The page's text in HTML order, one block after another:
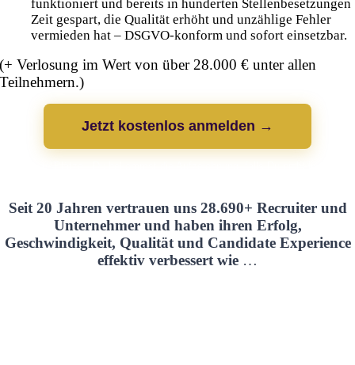
funktioniert und bereits in hunderten Stellenbesetzungen
Zeit gespart, die Qualität erhöht und unzählige Fehler
vermieden hat – DSGVO-konform und sofort einsetzbar.
(+ Verlosung im Wert von über 28.000 € unter allen
Teilnehmern.)
Jetzt kostenlos anmelden →
Seit 20 Jahren vertrauen uns 28.690+ Recruiter und
Unternehmer und haben ihren Erfolg,
Geschwindigkeit, Qualität und Candidate Experience
effektiv verbessert wie …